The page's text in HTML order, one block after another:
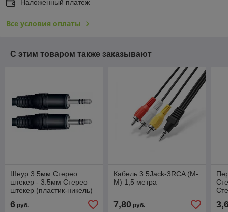
Наложенный платеж
Все условия оплаты
С этим товаром также заказывают
Шнур 3.5мм Стерео
штекер - 3.5мм Стерео
штекер (пластик-никель)
6 руб.
Кабель 3.5Jack-3RCA (M-
M) 1,5 метра
7,80руб.